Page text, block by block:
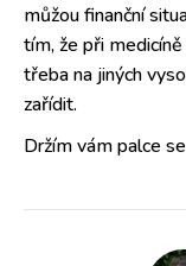
můžou finanční
tím, že při
třeba na jiných
zařídit.
Držím vám palce